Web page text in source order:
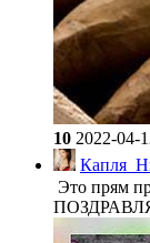
10 2022-04-
Это прям